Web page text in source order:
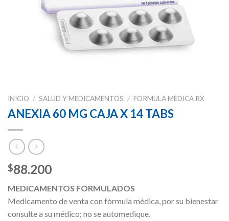
INICIO / SALUD Y MEDICAMENTOS / FORMULA MÉDICA RX
ANEXIA 60 MG CAJA X 14 TABS
$88.200
MEDICAMENTOS FORMULADOS
Medicamento de venta con fórmula médica, por su bienestar
consulte a su médico; no se automedique.